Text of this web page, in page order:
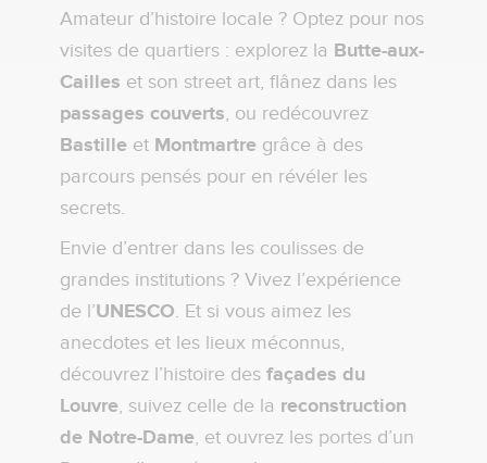
Amateur d’histoire locale ? Optez pour nos
visites de quartiers : explorez la Butte-aux-
Cailles et son street art, flânez dans les
passages couverts, ou redécouvrez
Bastille et Montmartre grâce à des
parcours pensés pour en révéler les
secrets.
Envie d’entrer dans les coulisses de
grandes institutions ? Vivez l’expérience
de l’UNESCO. Et si vous aimez les
anecdotes et les lieux méconnus,
découvrez l’histoire des façades du
Louvre, suivez celle de la reconstruction
de Notre-Dame, et ouvrez les portes d’un